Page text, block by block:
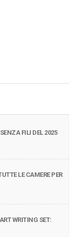
FILI DEL 2025
LE CAMERE PER
WRITING SET: